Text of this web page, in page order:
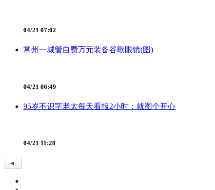
04/21 07:02
常州一城管自费万元装备谷歌眼镜(图)
04/21 06:49
95岁不识字老太每天看报2小时：就图个开心
04/21 11:28